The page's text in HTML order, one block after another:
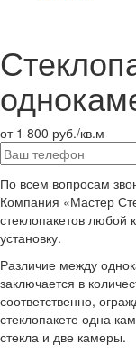
от 1 800 руб./кв.м
По всем вопросам
Компания «Мастер
стеклопакетов любой
установку.
Различие между
заключается в
соответственно,
стеклопакете одна
стекла и две камеры.